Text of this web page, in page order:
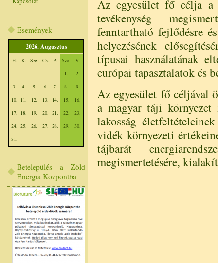
Események
2026. Augusztus
H. K. Sze. Cs. P. Szo.
V.
1.
2.
3.
4. 5. 6. 7. 8.
9.
10. 11. 12. 13. 14. 15.
16.
17. 18. 19. 20. 21. 22.
23.
24. 25. 26. 27. 28. 29.
30.
31.
Betelepülés a Zöld
Energia Központba
Az egyesület fő célja a
tevékenység
fenntartható fejlődésre
helyezésének
típusai használatának
európai tapasztalatok és
Az egyesület fő céljával
a magyar táji környezet
lakosság
vidék környezeti
tájbarát
megismertetésére,